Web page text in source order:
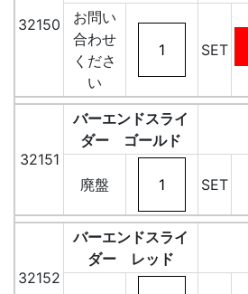
32150
お問い
合わせ
くださ
い
SET
32151
バーエンドスライ
ダー ゴールド
廃盤 SET
32152
バーエンドスライ
ダー レッド